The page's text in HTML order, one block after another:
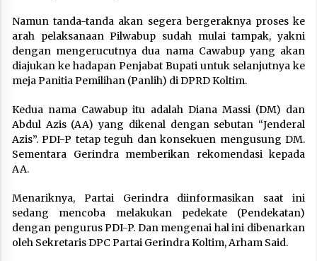
Namun tanda-tanda akan segera bergeraknya proses ke
arah pelaksanaan Pilwabup sudah mulai tampak, yakni
dengan mengerucutnya dua nama Cawabup yang akan
diajukan ke hadapan Penjabat Bupati untuk selanjutnya ke
meja Panitia Pemilihan (Panlih) di DPRD Koltim.
Kedua nama Cawabup itu adalah Diana Massi (DM) dan
Abdul Azis (AA) yang dikenal dengan sebutan “Jenderal
Azis”. PDI-P tetap teguh dan konsekuen mengusung DM.
Sementara Gerindra memberikan rekomendasi kepada
AA.
Menariknya, Partai Gerindra diinformasikan saat ini
sedang mencoba melakukan pedekate (Pendekatan)
dengan pengurus PDI-P. Dan mengenai hal ini dibenarkan
oleh Sekretaris DPC Partai Gerindra Koltim, Arham Said.